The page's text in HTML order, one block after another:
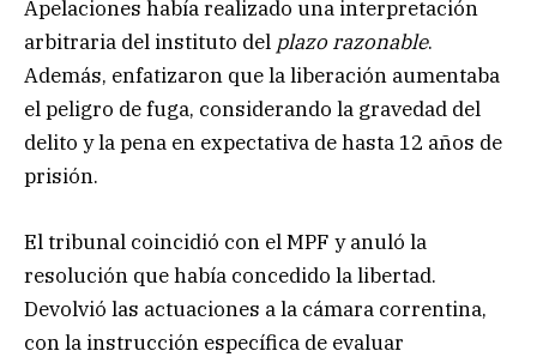
Apelaciones había realizado una interpretación
arbitraria del instituto del plazo razonable.
Además, enfatizaron que la liberación aumentaba
el peligro de fuga, considerando la gravedad del
delito y la pena en expectativa de hasta 12 años de
prisión.
El tribunal coincidió con el MPF y anuló la
resolución que había concedido la libertad.
Devolvió las actuaciones a la cámara correntina,
con la instrucción específica de evaluar